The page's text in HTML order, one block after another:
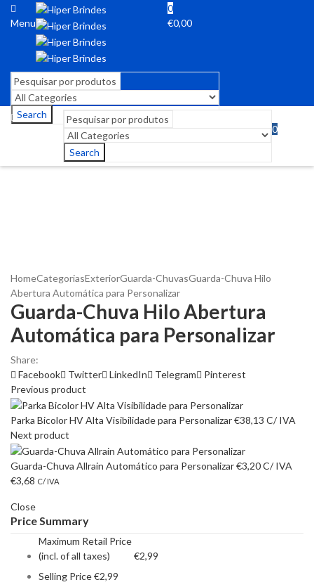
Menu
0
€0,00
Search
Search
0
HomeCategoriasExteriorGuarda-ChuvasGuarda-Chuva Hilo
Abertura Automática para Personalizar
Guarda-Chuva Hilo Abertura
Automática para Personalizar
Share:
Facebook
Twitter LinkedIn Telegram
Pinterest
Previous product
Parka Bicolor HV Alta Visibilidade para Personalizar€38,13 C/ IVA
Next product
Guarda-Chuva Allrain Automático para Personalizar€3,20C/ IVA
€3,68 C/ IVA
Close
Price Summary
Maximum Retail Price
(incl. of all taxes)
€2,99
Selling Price€2,99